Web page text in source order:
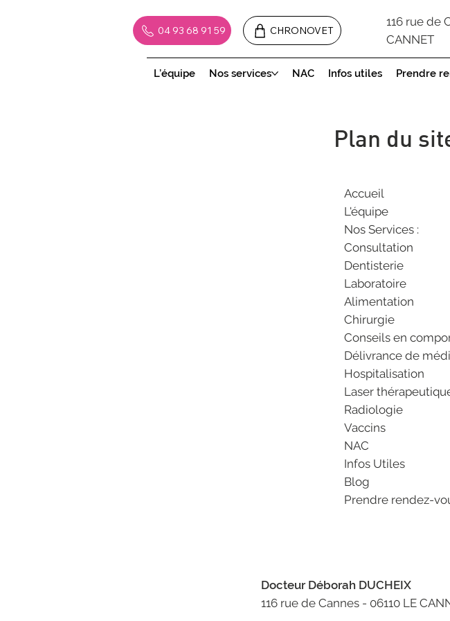
04 93 68 91 59 CHRONOVET
116 rue de
CANNET
L’équipe Nos services NAC Infos utiles Prendre
Plan du
Accueil
L'équipe
Nos Services :
Consultation
Dentisterie
Laboratoire
Alimentation
Chirurgie
Conseils en
Délivrance de
Hospitalisation
Laser
Radiologie
Vaccins
NAC
Infos Utiles
Blog
Prendre rendez-
Docteur Déborah DUCHEIX
116 rue de Cannes - 06110 LE